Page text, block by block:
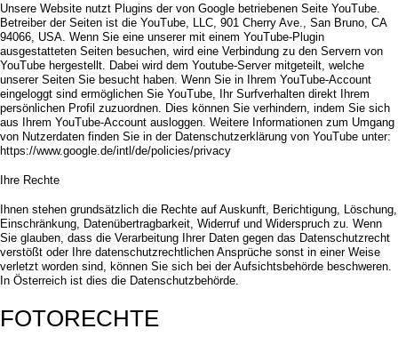
Unsere Website nutzt Plugins der von Google betriebenen Seite YouTube.
Betreiber der Seiten ist die YouTube, LLC, 901 Cherry Ave., San Bruno, CA
94066, USA. Wenn Sie eine unserer mit einem YouTube-Plugin
ausgestatteten Seiten besuchen, wird eine Verbindung zu den Servern von
YouTube hergestellt. Dabei wird dem Youtube-Server mitgeteilt, welche
unserer Seiten Sie besucht haben. Wenn Sie in Ihrem YouTube-Account
eingeloggt sind ermöglichen Sie YouTube, Ihr Surfverhalten direkt Ihrem
persönlichen Profil zuzuordnen. Dies können Sie verhindern, indem Sie sich
aus Ihrem YouTube-Account ausloggen. Weitere Informationen zum Umgang
von Nutzerdaten finden Sie in der Datenschutzerklärung von YouTube unter:
https://www.google.de/intl/de/policies/privacy
Ihre Rechte
Ihnen stehen grundsätzlich die Rechte auf Auskunft, Berichtigung, Löschung,
Einschränkung, Datenübertragbarkeit, Widerruf und Widerspruch zu. Wenn
Sie glauben, dass die Verarbeitung Ihrer Daten gegen das Datenschutzrecht
verstößt oder Ihre datenschutzrechtlichen Ansprüche sonst in einer Weise
verletzt worden sind, können Sie sich bei der Aufsichtsbehörde beschweren.
In Österreich ist dies die Datenschutzbehörde.
FOTORECHTE